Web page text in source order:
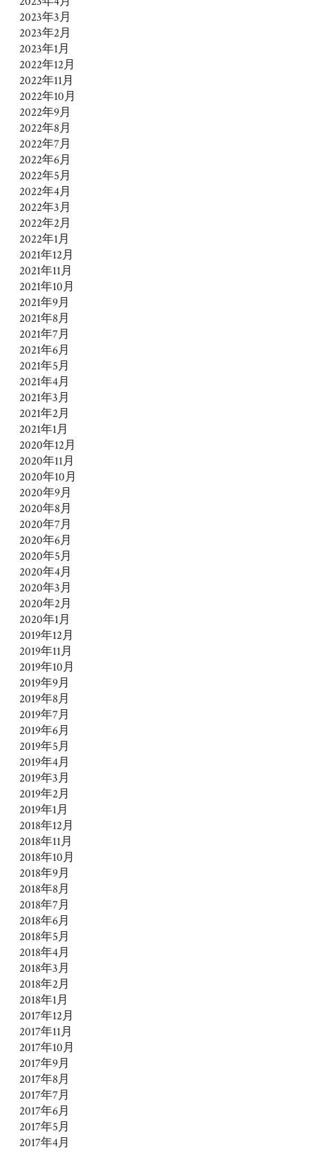
2023年3月
2023年2月
2023年1月
2022年12月
2022年11月
2022年10月
2022年9月
2022年8月
2022年7月
2022年6月
2022年5月
2022年4月
2022年3月
2022年2月
2022年1月
2021年12月
2021年11月
2021年10月
2021年9月
2021年8月
2021年7月
2021年6月
2021年5月
2021年4月
2021年3月
2021年2月
2021年1月
2020年12月
2020年11月
2020年10月
2020年9月
2020年8月
2020年7月
2020年6月
2020年5月
2020年4月
2020年3月
2020年2月
2020年1月
2019年12月
2019年11月
2019年10月
2019年9月
2019年8月
2019年7月
2019年6月
2019年5月
2019年4月
2019年3月
2019年2月
2019年1月
2018年12月
2018年11月
2018年10月
2018年9月
2018年8月
2018年7月
2018年6月
2018年5月
2018年4月
2018年3月
2018年2月
2018年1月
2017年12月
2017年11月
2017年10月
2017年9月
2017年8月
2017年7月
2017年6月
2017年5月
2017年4月